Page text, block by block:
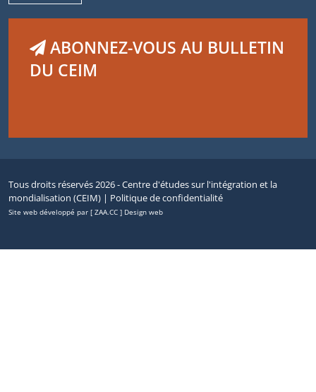
ABONNEZ-VOUS AU BULLETIN
DU CEIM
Tous droits réservés 2026 - Centre d'études sur l'intégration et la
mondialisation (CEIM) | Politique de confidentialité
Site web développé par [ ZAA.CC ] Design web